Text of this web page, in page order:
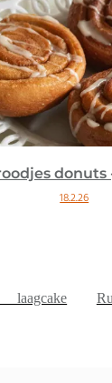
donuts
18.2.26